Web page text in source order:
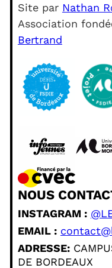
Site par Nathan
Association
Bertrand
NOUS
INSTAGRAM :
EMAIL :
ADRESSE:
DE BORDEAUX